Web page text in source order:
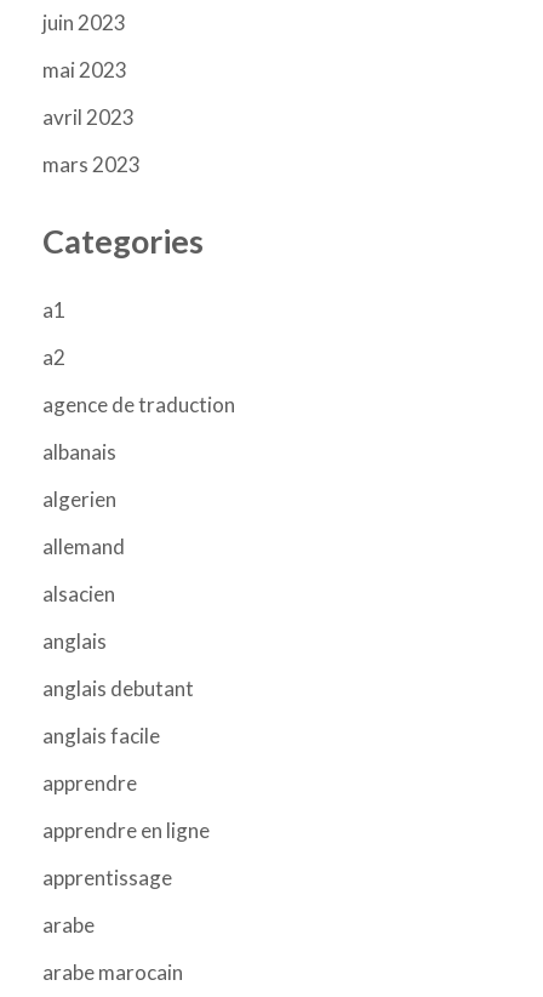
juin 2023
mai 2023
avril 2023
mars 2023
Categories
a1
a2
agence de traduction
albanais
algerien
allemand
alsacien
anglais
anglais debutant
anglais facile
apprendre
apprendre en ligne
apprentissage
arabe
arabe marocain